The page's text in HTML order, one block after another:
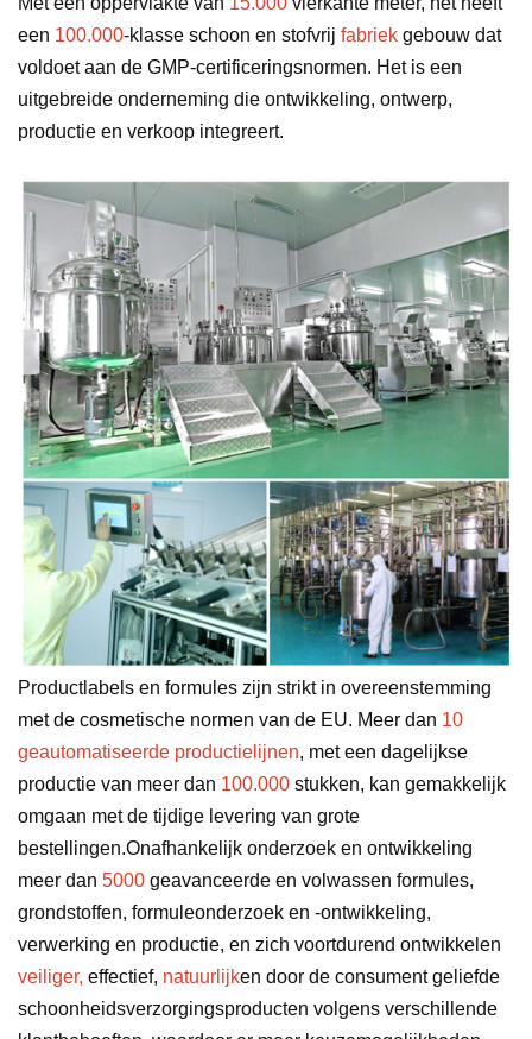
een 100.000-klasse schoon en stofvrij fabriek gebouw dat
voldoet aan de GMP-certificeringsnormen. Het is een
uitgebreide onderneming die ontwikkeling, ontwerp,
productie en verkoop integreert.
Productlabels en formules zijn strikt in overeenstemming
met de cosmetische normen van de EU. Meer dan 10
geautomatiseerde productielijnen, met een dagelijkse
productie van meer dan 100.000 stukken, kan gemakkelijk
omgaan met de tijdige levering van grote
bestellingen.Onafhankelijk onderzoek en ontwikkeling
meer dan 5000 geavanceerde en volwassen formules,
grondstoffen, formuleonderzoek en -ontwikkeling,
verwerking en productie, en zich voortdurend ontwikkelen
veiliger, effectief, natuurlijken door de consument geliefde
schoonheidsverzorgingsproducten volgens verschillende